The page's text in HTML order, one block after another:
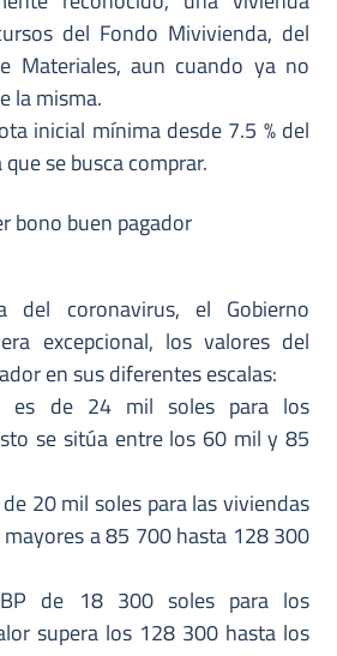
del Fondo Mivivienda, del
Materiales, aun cuando ya no
la misma.
inicial mínima desde 7.5 % del
se busca comprar.
del coronavirus, el Gobierno
excepcional, los valores del
en sus diferentes escalas:
es de 24 mil soles para los
se sitúa entre los 60 mil y 85
20 mil soles para las viviendas
a 85 700 hasta 128 300
de 18 300 soles para los
supera los 128 300 hasta los